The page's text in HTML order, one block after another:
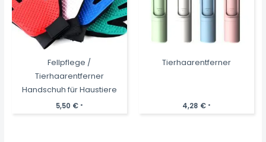
Fellpflege /
Tierhaarentferner
Handschuh für Haustiere
5,50 € *
Tierhaarentferner
4,28 € *